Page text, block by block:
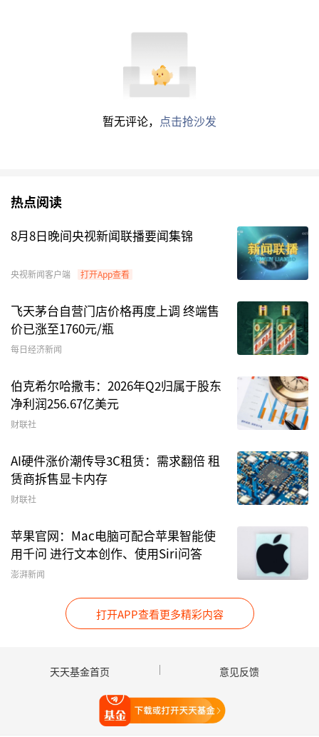
于低位，机构仓位也依然处于低位，增量资金流入
速度相对缓慢。结构上，四大主线继续轮动，建议
续聚焦复工复产主线，月度关注消费修复主线。
2014年11月沪港通开通以来中美股市相关性上
升，但仍是弱相关，其中A股跟跌现象明显。今年
4月底以来美股急跌后A股未跟随式下跌，源于中
美两国经济周期错位以及股市估值位置不同。A股
阶段新基建更优，如数字经济、低碳经济，未来逐
步重视消费。
小满胜万全，市场仍处于吃饭行情的做多窗口期。
指数反弹还有空间，但要警惕政策预期从分歧走向
一致带来的做多动能衰竭。更应关注的是投资主线
将真正开始出现。
科技龙头 。选股的重点在有业绩、业绩确定性高、
业绩确定性边际改善的股票，细分龙头将好于尾部
公司。推荐：1)政府支出主导的公共投资板块：建
电网、光伏、风电以及Q2重视消费类建
等部分周期中游；2)重视消费品机会的临
、化工资源品、二线央国企地产、
击的钝化是重要的见底信号。
暂无评论， 点击抢沙发
热点阅读
8月8日晚间央视新闻联播要闻集锦
央视新闻客户端 打开App查看
飞天茅台自营门店价格再度上调 终端售
价已涨至1760元/瓶
每日经济新闻
伯克希尔哈撒韦：2026年Q2归属于股东
净利润256.67亿美元
财联社
AI硬件涨价潮传导3C租赁：需求翻倍 租
赁商拆售显卡内存
财联社
苹果官网：Mac电脑可配合苹果智能使
用千问 进行文本创作、使用Siri问答
澎湃新闻
打开APP查看更多精彩内容
天天基金首页 意见反馈
打开天天基金